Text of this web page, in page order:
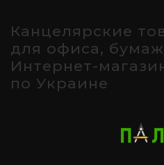
Канцелярские
для офиса,
Интернет-
по Украине